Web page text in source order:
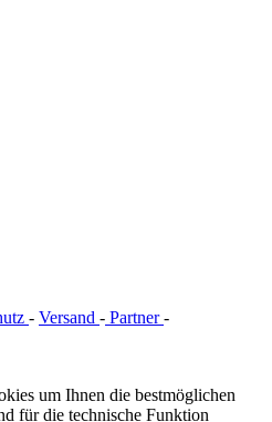
- Versand - Partner-
um Ihnen die bestmöglichen
für die technische Funktion